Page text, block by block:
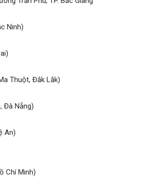
Ninh)
Thuột, Đắk Lắk)
Đà Nẵng)
An)
Chí Minh)